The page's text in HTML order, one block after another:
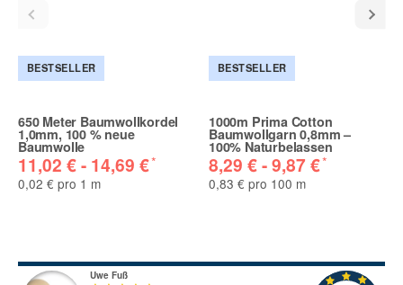
BESTSELLER
650 Meter Baumwollkordel
1,0mm, 100 % neue
Baumwolle
11,02 € - 14,69 €*
0,02 € pro 1 m
BESTSELLER
1000m Prima Cotton
Baumwollgarn 0,8mm –
100% Naturbelassen
8,29 € -9,87 €*
0,83 € pro 100 m